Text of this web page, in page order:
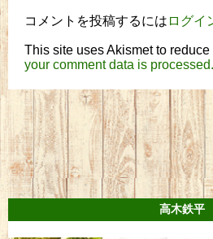
コメントを投稿するには ログイ
This site uses Akismet to reduce
your comment data is processed.
高木鉄平